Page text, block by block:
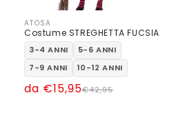
Produttore:
ATOSA
Costume STREGHETTA FUCSIA
3-4 ANNI
5-6 ANNI
7-9 ANNI
10-12 ANNI
Prezzo
€42,95
Prezzo
da €15,95